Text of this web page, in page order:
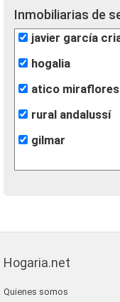
Inmobiliarias de
javier garcía
hogalia
atico miraflores
rural andalussí
gilmar
Hogaria.net
Quienes somos